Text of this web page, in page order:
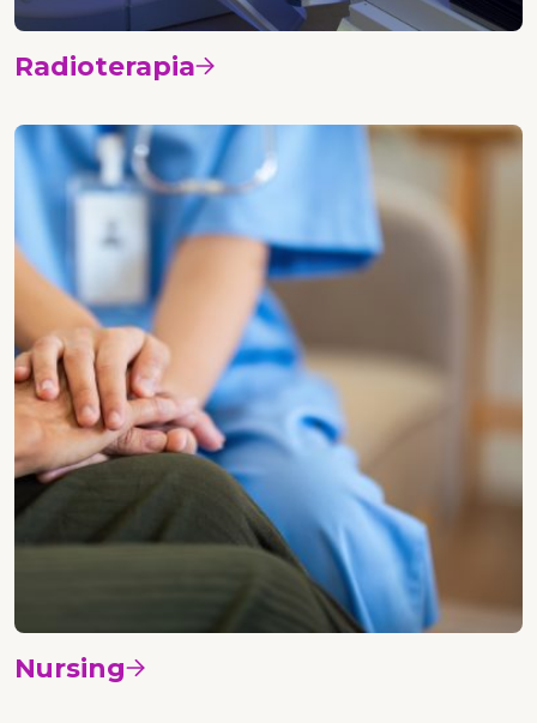
Radioterapia Vedi i corsi
Nursing
Nursing Vedi i corsi